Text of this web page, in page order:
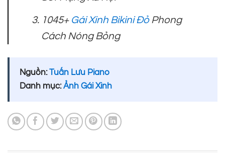
1045+ Gái Xinh Bikini ĐỏPhong
Cách Nóng Bỏng
Nguồn:Tuấn Lưu Piano
Danh mục:Ảnh Gái Xinh